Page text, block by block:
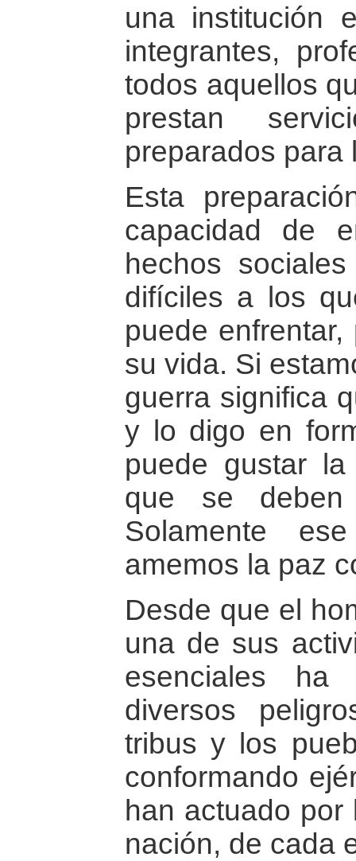
una institución
integrantes,
todos aquellos
prestan
preparados para
Esta
capacidad de
hechos
difíciles a los
puede
su vida. Si
guerra significa
y lo digo en
puede gustar
que se
Solamente
amemos la paz
Desde que el
una de sus
esenciales ha
diversos
tribus y los
conformando
han actuado
nación, de cada